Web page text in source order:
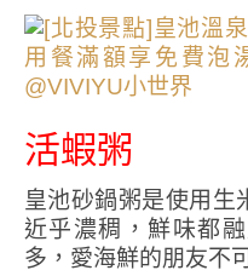
活蝦粥
皇池砂鍋粥是使用生
近乎濃稠，鮮味都
多，愛海鮮的朋友不